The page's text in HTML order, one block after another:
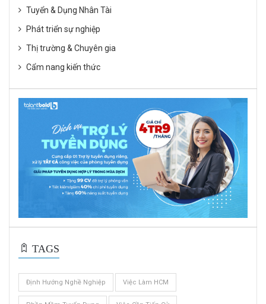
Tuyển & Dụng Nhân Tài
Phát triển sự nghiệp
Thị trường & Chuyên gia
Cẩm nang kiến thức
TAGS
Định Hướng Nghề Nghiệp Việc Làm HCM